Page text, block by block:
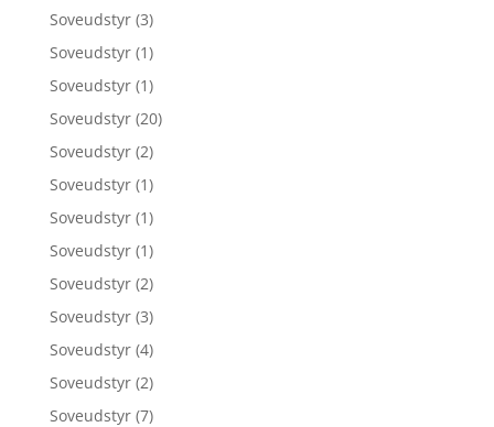
Soveudstyr (3)
Soveudstyr (1)
Soveudstyr (1)
Soveudstyr (20)
Soveudstyr (2)
Soveudstyr (1)
Soveudstyr (1)
Soveudstyr (1)
Soveudstyr (2)
Soveudstyr (3)
Soveudstyr (4)
Soveudstyr (2)
Soveudstyr (7)